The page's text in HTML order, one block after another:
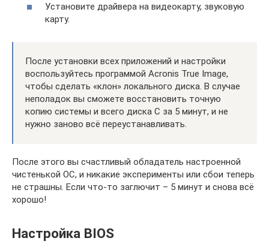
Установите драйвера на видеокарту, звуковую
карту.
После установки всех приложений и настройки
воспользуйтесь программой Acronis True Image,
чтобы сделать «клон» локального диска. В случае
неполадок вы сможете восстановить точную
копию системы и всего диска C за 5 минут, и не
нужно заново всё переустанавливать.
После этого вы счастливый обладатель настроенной
чистенькой ОС, и никакие эксперименты или сбои теперь
не страшны. Если что-то заглючит – 5 минут и снова всё
хорошо!
Настройка BIOS